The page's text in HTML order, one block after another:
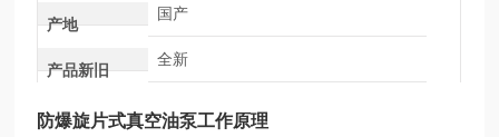
产地
国产
产品新旧
全新
防爆旋片式真空油泵工作原理